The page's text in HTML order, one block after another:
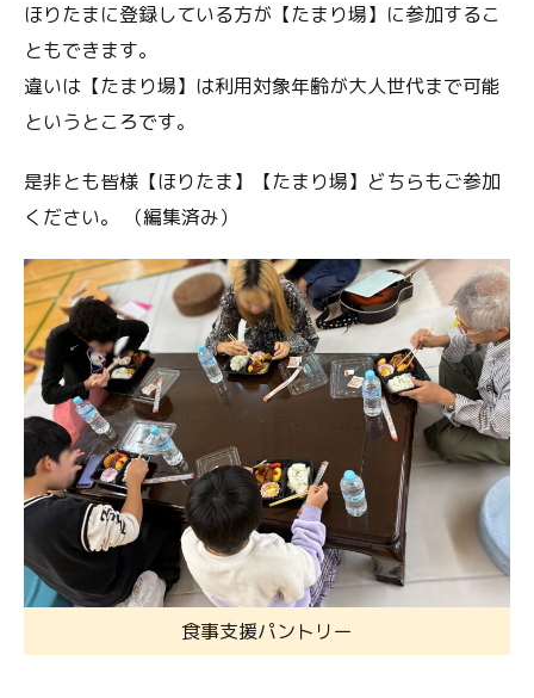
ほりたまに登録している方が【たまり場】に参加するこ
ともできます。
違いは【たまり場】は利用対象年齢が大人世代まで可能
というところです。
是非とも皆様【ほりたま】【たまり場】どちらもご参加
ください。 （編集済み）
食事支援パントリー